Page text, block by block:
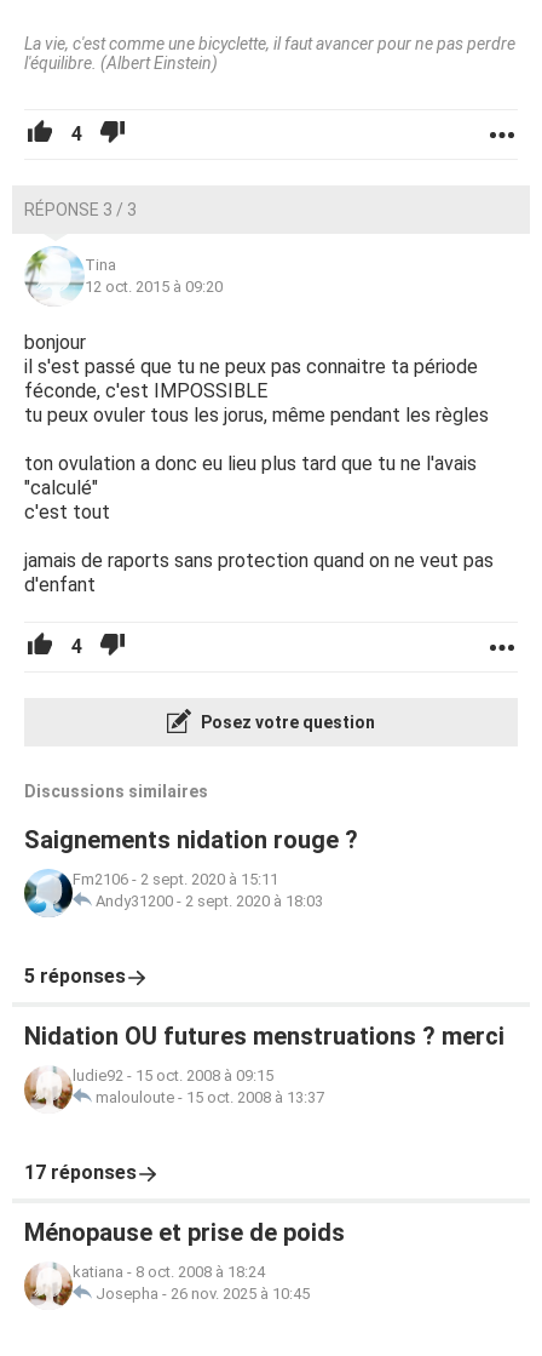
La vie, c'est comme une bicyclette, il faut avancer pour ne pas perdre
l'équilibre. (Albert Einstein)
4
RÉPONSE 3 / 3
Tina
12 oct. 2015 à 09:20
bonjour
il s'est passé que tu ne peux pas connaitre ta période
féconde, c'est IMPOSSIBLE
tu peux ovuler tous les jorus, même pendant les règles
ton ovulation a donc eu lieu plus tard que tu ne l'avais
"calculé"
c'est tout
jamais de raports sans protection quand on ne veut pas
d'enfant
4
Posez votre question
Discussions similaires
Saignements nidation rouge ?
Fm2106 - 2 sept. 2020 à 15:11
Andy31200 - 2 sept. 2020 à 18:03
5 réponses
Nidation OU futures menstruations ? merci
ludie92 - 15 oct. 2008 à 09:15
malouloute - 15 oct. 2008 à 13:37
17 réponses
Ménopause et prise de poids
katiana - 8 oct. 2008 à 18:24
Josepha - 26 nov. 2025 à 10:45